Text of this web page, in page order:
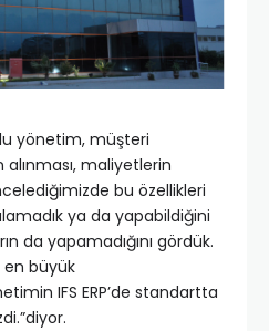
yönetim, müşteri
alınması, maliyetlerin
bu özellikleri
ya da yapabildiğini
da yapamadığını gördük.
en büyük
IFS ERP’de standartta